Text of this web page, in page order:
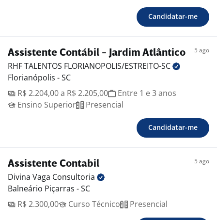
Candidatar-me
Assistente Contábil - Jardim Atlântico 5 ago
RHF TALENTOS FLORIANOPOLIS/ESTREITO-SC
Florianópolis - SC
R$ 2.204,00 a R$ 2.205,00
Entre 1 e 3 anos
Ensino Superior
Presencial
Candidatar-me
Assistente Contabil 5 ago
Divina Vaga Consultoria
Balneário Piçarras - SC
R$ 2.300,00
Curso Técnico Presencial